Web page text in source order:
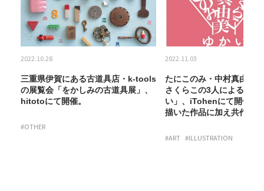
2022.10.28
三重県伊賀にある古道具店・k-tools
の展覧会「をかしみの古道具展」、
hitotoにて開催。
#OTHER
2022.11.03
たにこのみ・中村真由美
さくらこの3人による展覧
い」、iTohenにて開催。
描いた作品に加え共作も
#ART #ILLUSTRATION